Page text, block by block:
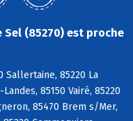
(85270) est proche
Sallertaine, 85220 La
85150 Vairé, 85220
85470 Brem s/Mer,